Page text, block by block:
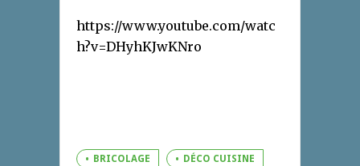
https://www.youtube.com/watc
h?v=DHyhKJwKNro
BRICOLAGE DÉCO CUISINE